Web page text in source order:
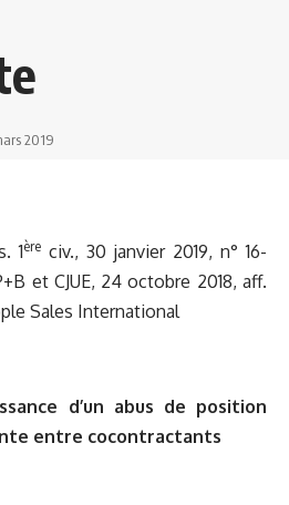
2019
1èreciv., 30 janvier 2019, n° 16-
et CJUE, 24 octobre 2018, aff.
Sales International
d’un abus de position
entre cocontractants